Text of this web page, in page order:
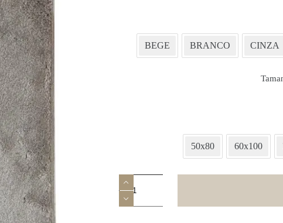
BEGE BRANCO CINZA
50x80 60x100
Quantidade
de
Tapete
-